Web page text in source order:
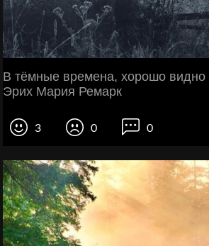
В тёмные времена, хорошо
Эрих Мария Ремарк
3 0 0